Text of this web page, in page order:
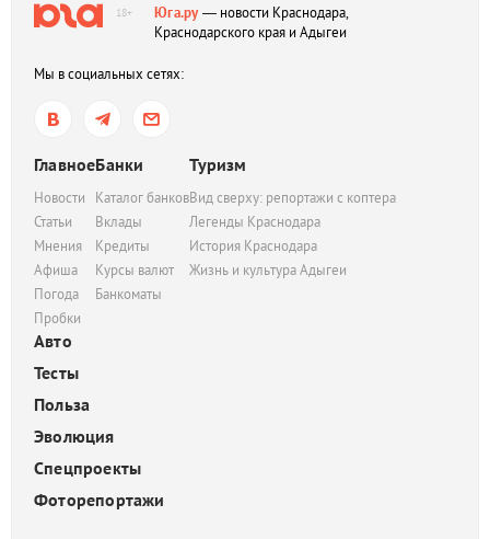
18+ Юга.ру— новости Краснодара,
Краснодарского края и Адыгеи
Мы в социальных сетях:
Главное
Новости
Статьи
Мнения
Афиша
Погода
Пробки
Банки
Каталог банков
Вклады
Кредиты
Курсы валют
Банкоматы
Туризм
Вид сверху: репортажи с коптера
Легенды Краснодара
История Краснодара
Жизнь и культура Адыгеи
Авто
Тесты
Польза
Эволюция
Спецпроекты
Фоторепортажи